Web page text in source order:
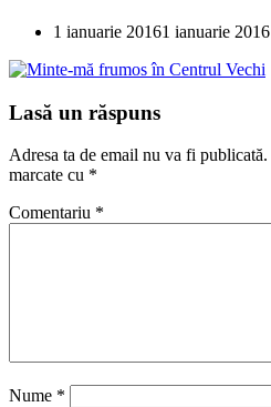
1 ianuarie 20161 ianuarie 2016
Lasă un răspuns
Adresa ta de email nu va fi publicată.
marcate cu *
Comentariu *
Nume *